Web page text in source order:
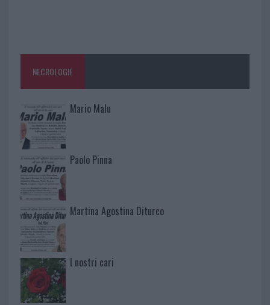
NECROLOGIE
Mario Malu
Paolo Pinna
Martina Agostina Diturco
I nostri cari